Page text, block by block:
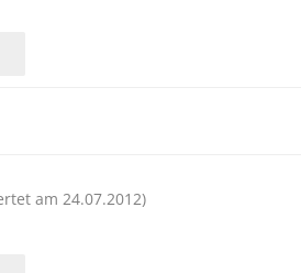
am 24.07.2012)